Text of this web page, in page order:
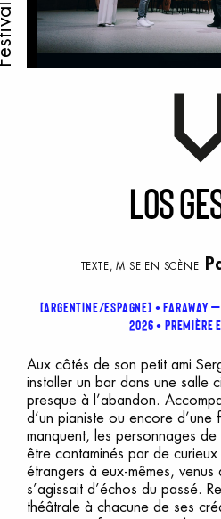
Losg
TEXTE, MISE EN SCÈNE
[Argentine/Espagne]
Faraway
2026
Première
Aux côtés de son petit ami
installer un bar dans une salle
presque à l’abandon.
d’un pianiste ou encore d’une
manquent, les personnages de
être contaminés par de curieux
étrangers à eux-mêmes, venus
s’agissait d’échos du passé.
théâtrale à chacune de ses